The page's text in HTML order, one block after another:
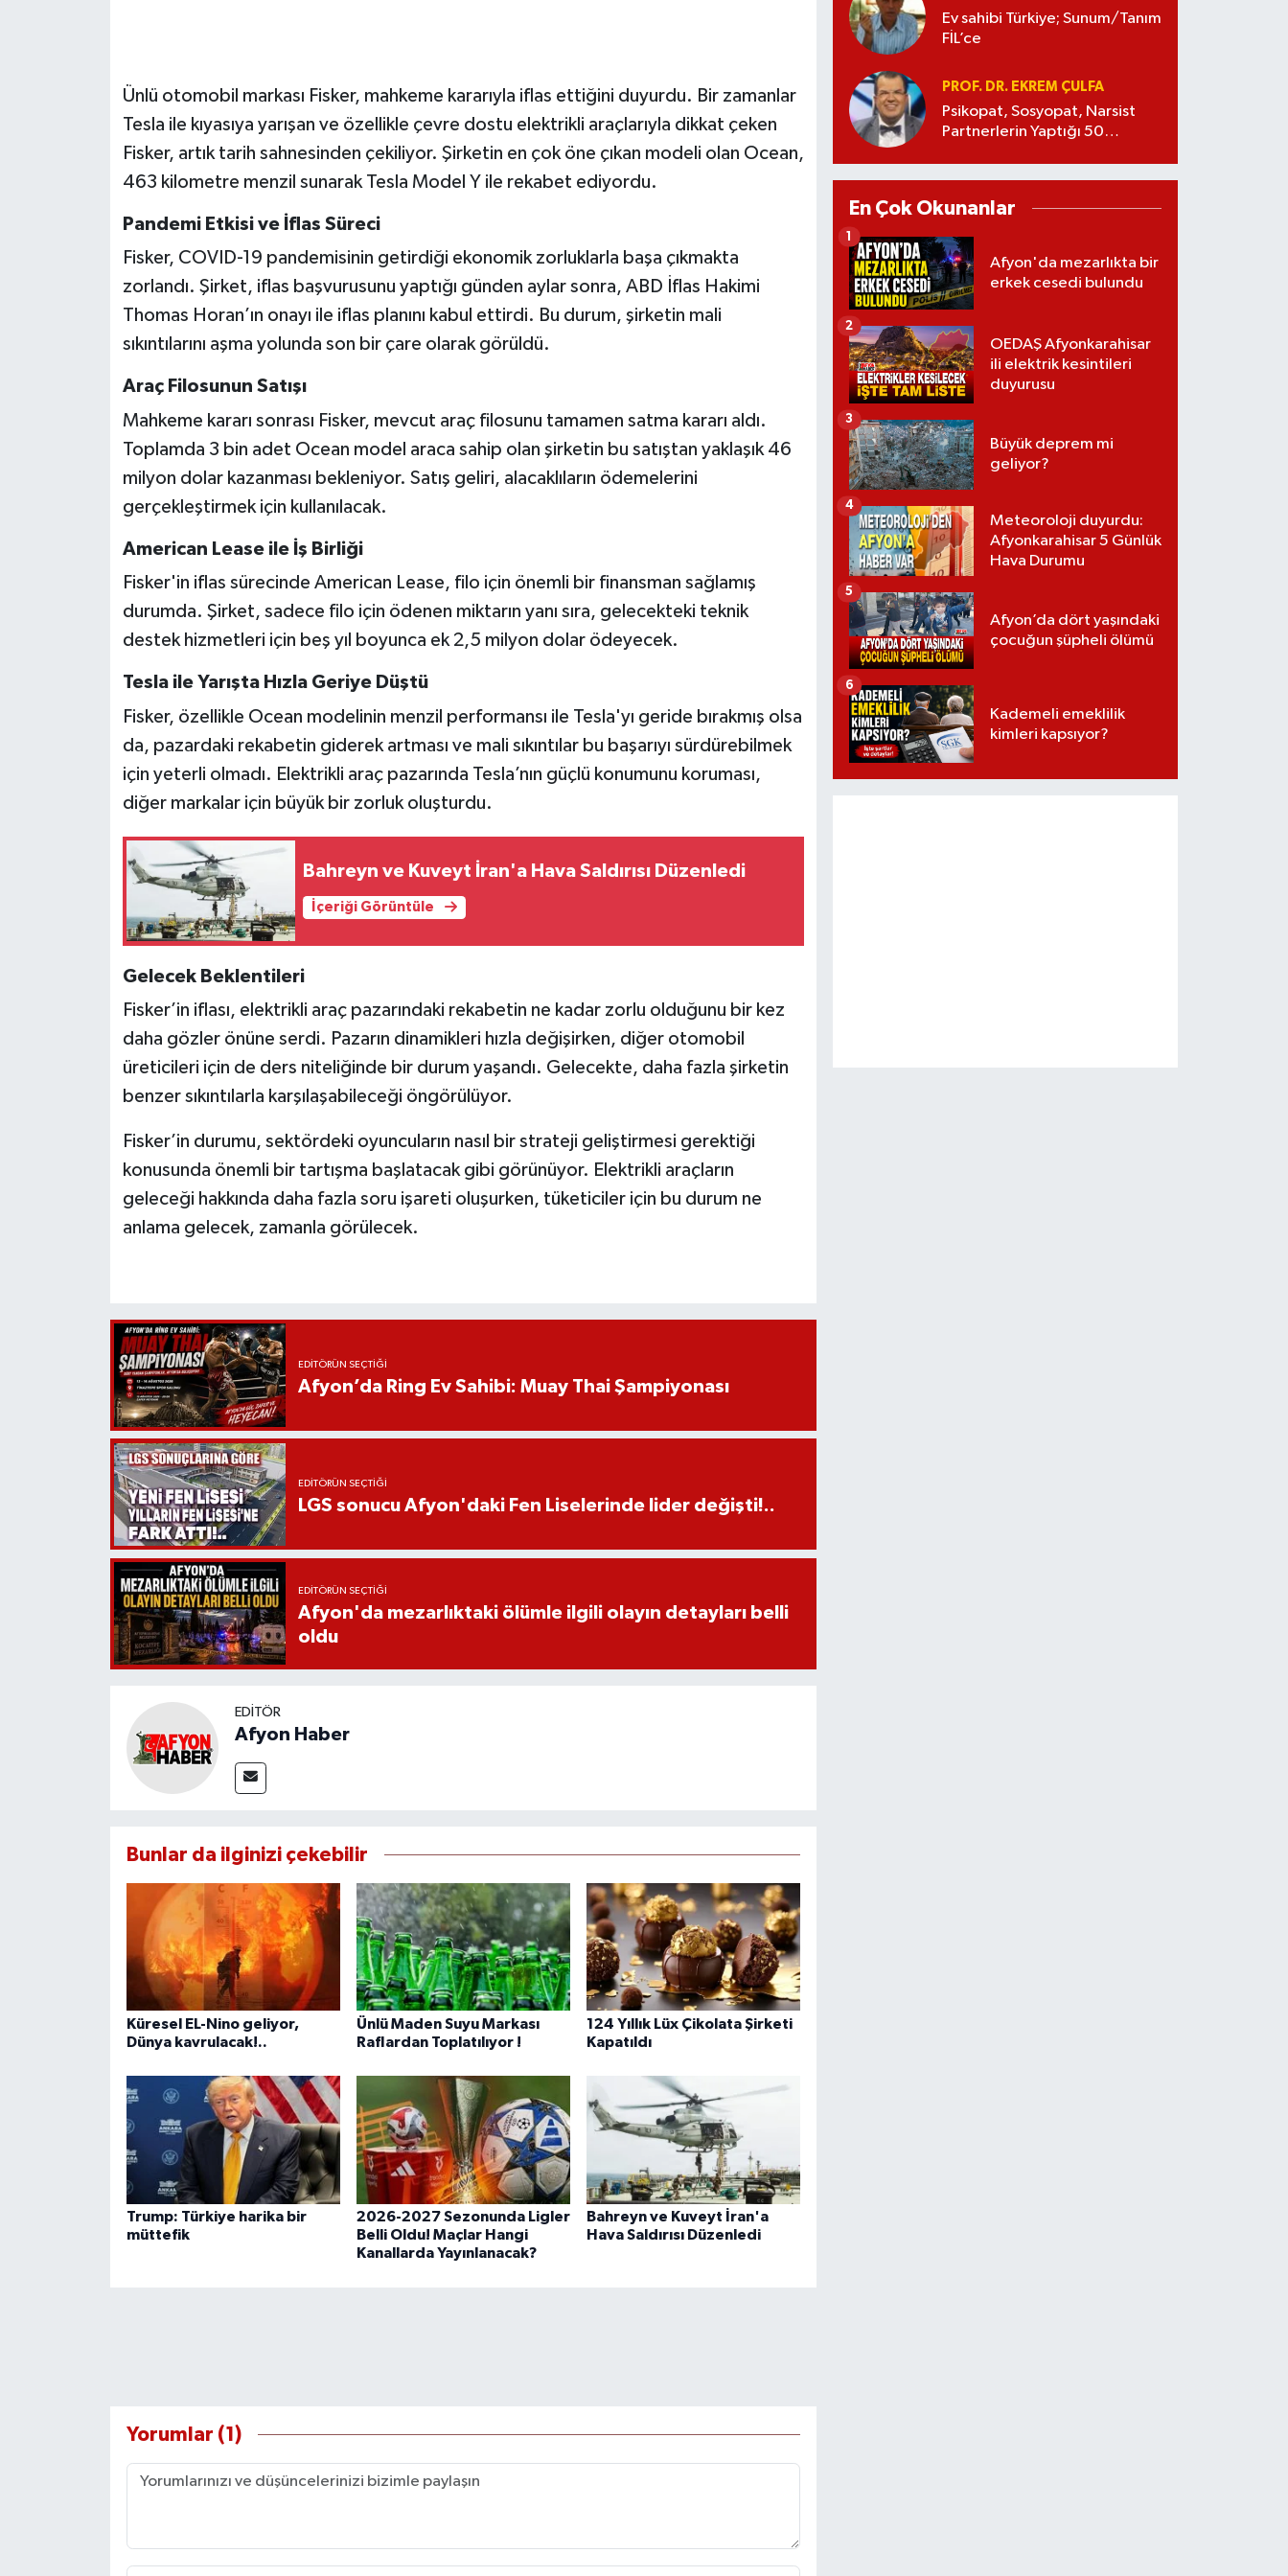
Ünlü otomobil markası Fisker, mahkeme kararıyla iflas ettiğini duyurdu. Bir zamanlar
Tesla ile kıyasıya yarışan ve özellikle çevre dostu elektrikli araçlarıyla dikkat çeken
Fisker, artık tarih sahnesinden çekiliyor. Şirketin en çok öne çıkan modeli olan Ocean,
463 kilometre menzil sunarak Tesla Model Y ile rekabet ediyordu.
Pandemi Etkisi ve İflas Süreci
Fisker, COVID-19 pandemisinin getirdiği ekonomik zorluklarla başa çıkmakta
zorlandı. Şirket, iflas başvurusunu yaptığı günden aylar sonra, ABD İflas Hakimi
Thomas Horan’ın onayı ile iflas planını kabul ettirdi. Bu durum, şirketin mali
sıkıntılarını aşma yolunda son bir çare olarak görüldü.
Araç Filosunun Satışı
Mahkeme kararı sonrası Fisker, mevcut araç filosunu tamamen satma kararı aldı.
Toplamda 3 bin adet Ocean model araca sahip olan şirketin bu satıştan yaklaşık 46
milyon dolar kazanması bekleniyor. Satış geliri, alacaklıların ödemelerini
gerçekleştirmek için kullanılacak.
American Lease ile İş Birliği
Fisker'in iflas sürecinde American Lease, filo için önemli bir finansman sağlamış
durumda. Şirket, sadece filo için ödenen miktarın yanı sıra, gelecekteki teknik
destek hizmetleri için beş yıl boyunca ek 2,5 milyon dolar ödeyecek.
Tesla ile Yarışta Hızla Geriye Düştü
Fisker, özellikle Ocean modelinin menzil performansı ile Tesla'yı geride bırakmış olsa
da, pazardaki rekabetin giderek artması ve mali sıkıntılar bu başarıyı sürdürebilmek
için yeterli olmadı. Elektrikli araç pazarında Tesla’nın güçlü konumunu koruması,
diğer markalar için büyük bir zorluk oluşturdu.
Bahreyn ve Kuveyt İran'a Hava Saldırısı Düzenledi
İçeriği Görüntüle
Gelecek Beklentileri
Fisker’in iflası, elektrikli araç pazarındaki rekabetin ne kadar zorlu olduğunu bir kez
daha gözler önüne serdi. Pazarın dinamikleri hızla değişirken, diğer otomobil
üreticileri için de ders niteliğinde bir durum yaşandı. Gelecekte, daha fazla şirketin
benzer sıkıntılarla karşılaşabileceği öngörülüyor.
Fisker’in durumu, sektördeki oyuncuların nasıl bir strateji geliştirmesi gerektiği
konusunda önemli bir tartışma başlatacak gibi görünüyor. Elektrikli araçların
geleceği hakkında daha fazla soru işareti oluşurken, tüketiciler için bu durum ne
anlama gelecek, zamanla görülecek.
EDITÖRÜN SEÇTIĞI
Afyon’da Ring Ev Sahibi: Muay Thai Şampiyonası
EDITÖRÜN SEÇTIĞI
LGS sonucu Afyon'daki Fen Liselerinde lider değişti!..
EDITÖRÜN SEÇTIĞI
Afyon'da mezarlıktaki ölümle ilgili olayın detayları belli
oldu
EDITÖR
Afyon Haber
Bunlar da ilginizi çekebilir
Küresel EL-Nino geliyor,
Dünya kavrulacak!..
Ünlü Maden Suyu Markası
Raflardan Toplatılıyor !
124 Yıllık Lüx Çikolata Şirketi
Kapatıldı
Trump: Türkiye harika bir
müttefik
2026-2027 Sezonunda Ligler
Belli Oldu! Maçlar Hangi
Kanallarda Yayınlanacak?
Bahreyn ve Kuveyt İran'a
Hava Saldırısı Düzenledi
Yorumlar (1)
Ev sahibi Türkiye; Sunum/Tanım
FİL’ce
PROF. DR. EKREM ÇULFA
Psikopat, Sosyopat, Narsist
Partnerlerin Yaptığı 50
En Çok Okunanlar
Afyon'da mezarlıkta bir
erkek cesedi bulundu
1
OEDAŞ Afyonkarahisar
ili elektrik kesintileri
duyurusu
2
Büyük deprem mi
geliyor?
3
Meteoroloji duyurdu:
Afyonkarahisar 5 Günlük
Hava Durumu
4
Afyon’da dört yaşındaki
çocuğun şüpheli ölümü
5
Kademeli emeklilik
kimleri kapsıyor?
6